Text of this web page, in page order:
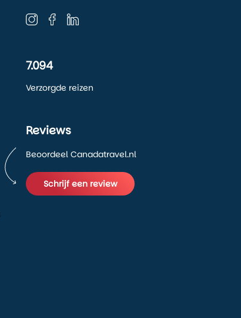
7.094
Verzorgde reizen
Reviews
Beoordeel Canadatravel.nl
Schrijf een review